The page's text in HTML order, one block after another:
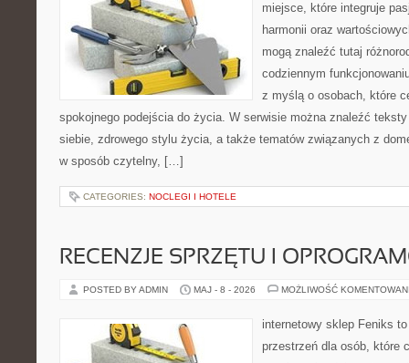
miejsce, które integruje
harmonii oraz
mogą znaleźć tutaj
codziennym
z myślą o osobach, które
spokojnego podejścia do życia. W serwisie można znaleźć
siebie, zdrowego stylu życia, a także tematów związanych z
w sposób czytelny, […]
CATEGORIES: NOCLEGI I HOTELE
RECENZJE SPRZĘTU I
POSTED BY ADMIN MAJ - 8 - 2026 MOŻLIWOŚĆ
internetowy sklep Feniks
przestrzeń dla osób, które